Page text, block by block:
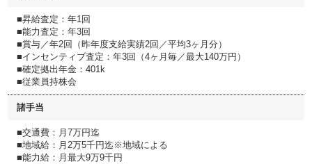
■昇給査定：年1回
■能力査定：年3回
■賞与／年2回（昨年度支給実績2回／平均3ヶ月分）
■インセンティブ査定：年3回（4ヶ月毎／最大140万円）
■確定拠出年金：401k
■従業員持株会
諸手当
■交通費：月7万円迄
■地域給：月2万5千円迄※地域による
■能力給：月最大9万9千円